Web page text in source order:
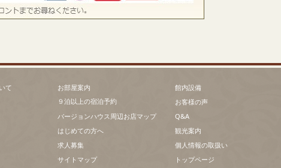
て お部屋案内
館内設備
９泊以上の宿泊予約
お客様の声
バージョンハウス周辺お店マップ
Q&A
はじめての方へ
観光案内
求人募集
個人情報の取扱い
サイトマップ トップページ